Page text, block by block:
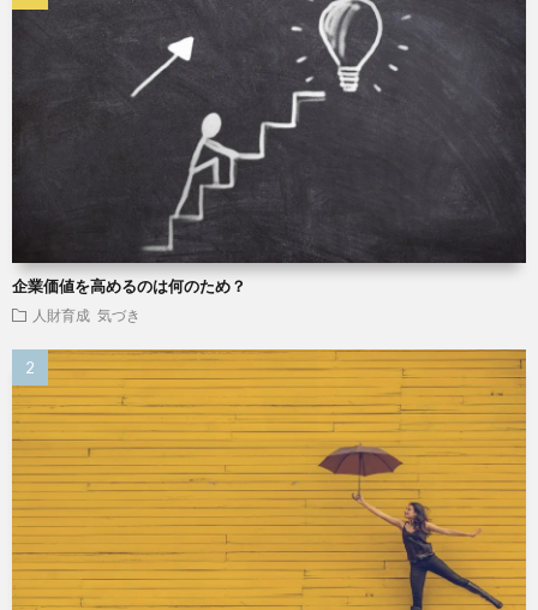
企業価値を高めるのは何のため？
人財育成 気づき